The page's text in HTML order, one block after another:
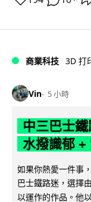
商業科技 3D 打
Vin 5 小時
中三巴士
水撥識郁 +
如果你熱愛一件事
巴士鐵路迷，選擇
以運作的作品。他